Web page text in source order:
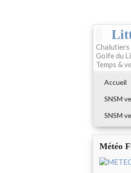
Chalutiers
Golfe du
Temps &
Accueil
SNSM
SNSM
Météo